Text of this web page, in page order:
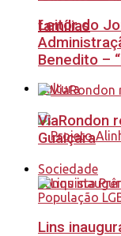
famílias
Cultura
Leitor do
Benedito –
ViaRondon
Guaiçara
Sociedade
Lins